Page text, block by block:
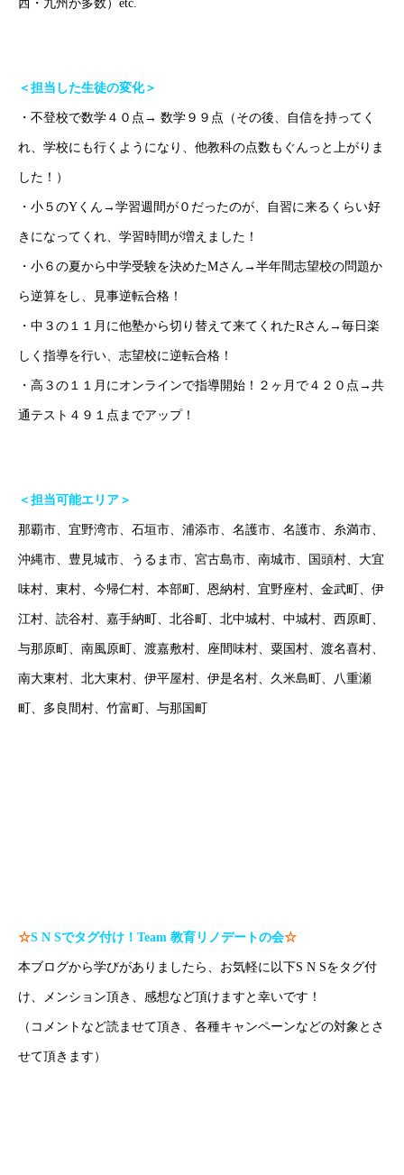
ごあいさつ
学年別コース紹介
各種SNS
西・九州が多数）etc.
＜担当した生徒の変化＞
・不登校で数学４０点→ 数学９９点（その後、自信を持ってく
れ、学校にも行くようになり、他教科の点数もぐんっと上がりま
した！）
・小５のYくん→学習週間が０だったのが、自習に来るくらい好
きになってくれ、学習時間が増えました！
・小６の夏から中学受験を決めたMさん→半年間志望校の問題か
ら逆算をし、見事逆転合格！
・中３の１１月に他塾から切り替えて来てくれたRさん→毎日楽
しく指導を行い、志望校に逆転合格！
・高３の１１月にオンラインで指導開始！２ヶ月で４２０点→共
通テスト４９１点までアップ！
＜担当可能エリア＞
那覇市、宜野湾市、石垣市、浦添市、名護市、名護市、糸満市、
沖縄市、豊見城市、うるま市、宮古島市、南城市、国頭村、大宜
味村、東村、今帰仁村、本部町、恩納村、宜野座村、金武町、伊
江村、読谷村、嘉手納町、北谷町、北中城村、中城村、西原町、
与那原町、南風原町、渡嘉敷村、座間味村、粟国村、渡名喜村、
南大東村、北大東村、伊平屋村、伊是名村、久米島町、八重瀬
町、多良間村、竹富町、与那国町
☆S N Sでタグ付け！ Team 教育リノデートの会☆
本ブログから学びがありましたら、お気軽に以下S N Sをタグ付
け、メンション頂き、感想など頂けますと幸いです！
（コメントなど読ませて頂き、各種キャンペーンなどの対象とさ
せて頂きます）